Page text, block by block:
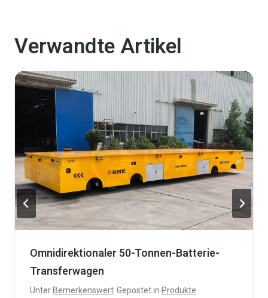
Verwandte Artikel
Omnidirektionaler 50-Tonnen-Batterie-
Transferwagen
Unter Bemerkenswert Gepostet in Produkte